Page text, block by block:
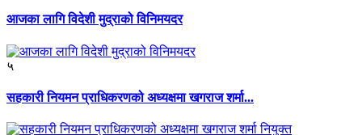
आजका लागि विदेशी मुद्राको विनिमयदर
५
सहकारी नियमन प्राधिकरणको अध्यक्षमा खगराज शर्मा...